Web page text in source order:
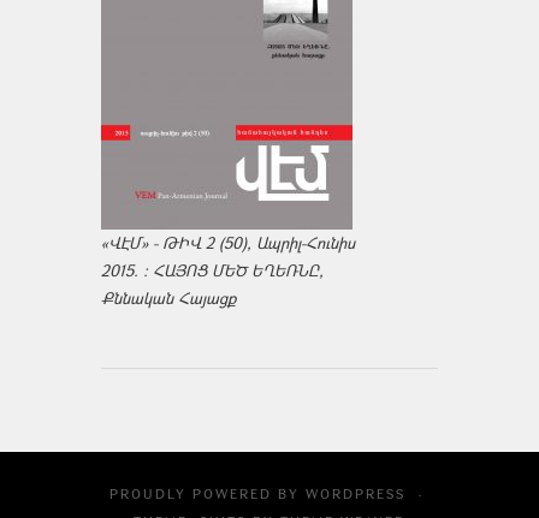
«ՎԷՄ» - ԹԻՎ 2 (50), Ապրիլ-Հունիս
2015. : ՀԱՅՈՑ ՄԵԾ ԵՂԵՌՆԸ,
Քննական Հայացք
PROUDLY POWERED BY WORDPRESS
·